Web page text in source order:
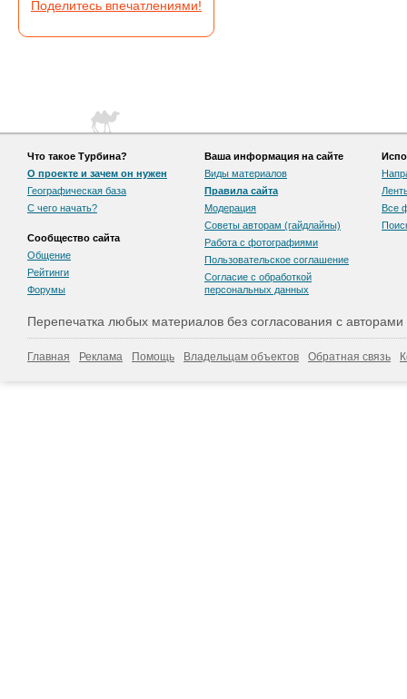
Поделитесь впечатлениями!
Что такое Турбина?
О проекте и зачем он нужен
Географическая база
С чего начать?
Сообщество сайта
Общение
Рейтинги
Форумы
Ваша информация на сайте
Виды материалов
Правила сайта
Модерация
Советы авторам (гайдлайны)
Работа с фотографиями
Пользовательскоe соглашение
Согласие с обработкой
персональных данных
Все
Перепечатка любых материалов без согласования с
Главная Реклама Помощь Владельцам объектов Обратная связь